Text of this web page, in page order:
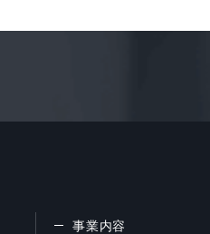
事業内容